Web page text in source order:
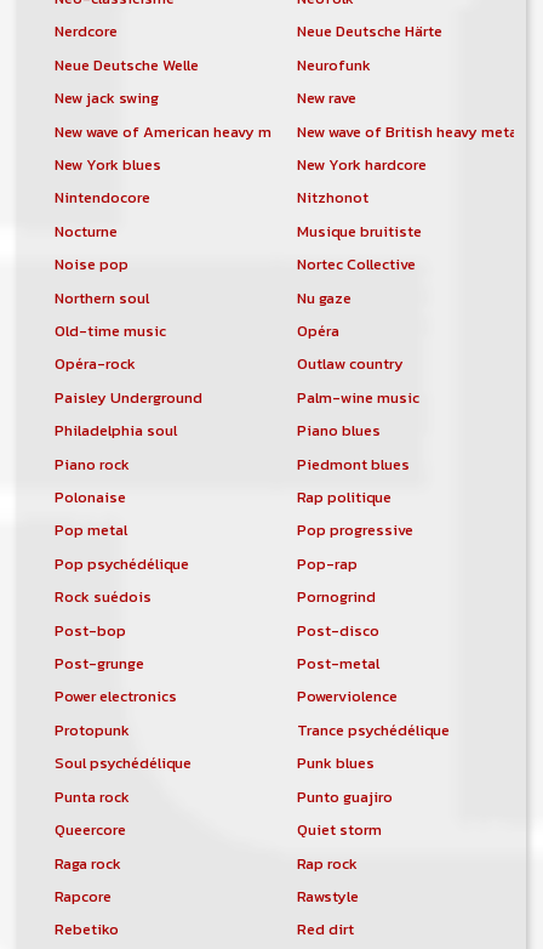
Nerdcore
Neue Deutsche Härte
Neue Deutsche Welle
Neurofunk
New jack swing
New rave
New wave of American heavy metalNew wave of British heavy metal
New York blues
New York hardcore
Nintendocore
Nitzhonot
Nocturne
Musique bruitiste
Noise pop
Nortec Collective
Northern soul
Nu gaze
Old-time music
Opéra
Opéra-rock
Outlaw country
Paisley Underground
Palm-wine music
Philadelphia soul
Piano blues
Piano rock
Piedmont blues
Polonaise
Rap politique
Pop metal
Pop progressive
Pop psychédélique
Pop-rap
Rock suédois
Pornogrind
Post-bop
Post-disco
Post-grunge
Post-metal
Power electronics
Powerviolence
Protopunk
Trance psychédélique
Soul psychédélique
Punk blues
Punta rock
Punto guajiro
Queercore
Quiet storm
Raga rock
Rap rock
Rapcore
Rawstyle
Rebetiko
Red dirt